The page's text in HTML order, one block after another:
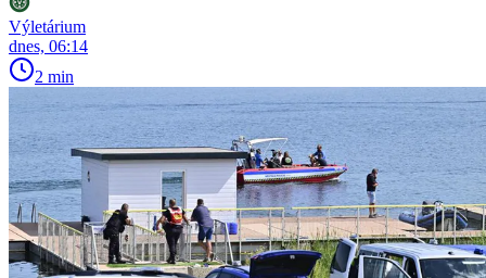
Výletárium
dnes, 06:14
2 min